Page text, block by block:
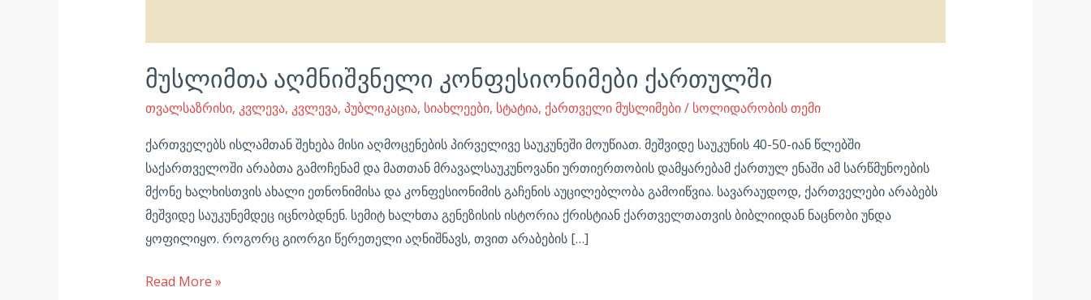
მუსლიმთა აღმნიშვნელი კონფესიონიმები ქართულში
თვალსაზრისი, კვლევა, კვლევა, პუბლიკაცია, სიახლეები, სტატია, ქართველი მუსლიმები/ სოლიდარობის თემი
ქართველებს ისლამთან შეხება მისი აღმოცენების პირველივე საუკუნეში მოუწიათ. მეშვიდე საუკუნის 40-50-იან წლებში
საქართველოში არაბთა გამოჩენამ და მათთან მრავალსაუკუნოვანი ურთიერთობის დამყარებამ ქართულ ენაში ამ სარწმუნოების
მქონე ხალხისთვის ახალი ეთნონიმისა და კონფესიონიმის გაჩენის აუცილებლობა გამოიწვია. სავარაუდოდ, ქართველები არაბებს
მეშვიდე საუკუნემდეც იცნობდნენ. სემიტ ხალხთა გენეზისის ისტორია ქრისტიან ქართველთათვის ბიბლიიდან ნაცნობი უნდა
ყოფილიყო. როგორც გიორგი წერეთელი აღნიშნავს, თვით არაბების […]
Read More »